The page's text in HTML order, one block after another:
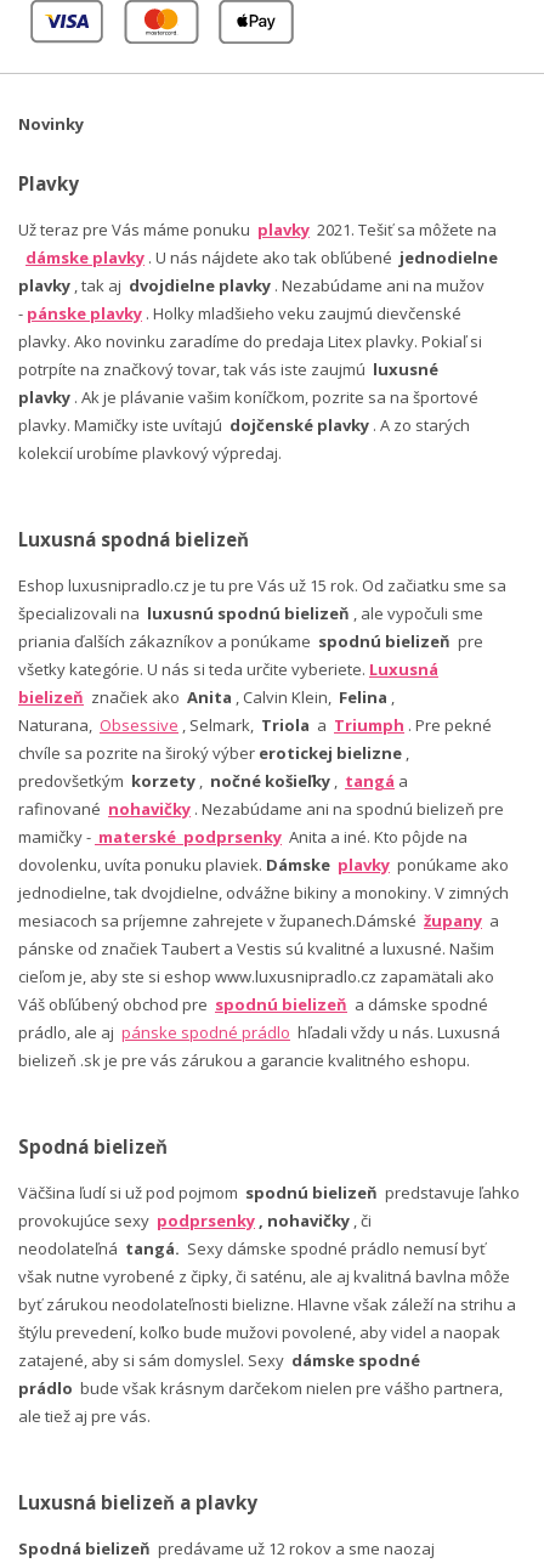
Novinky
Plavky
Už teraz pre Vás máme ponuku plavky 2021. Tešiť sa môžete na
dámske plavky . U nás nájdete ako tak obľúbené jednodielne
plavky , tak aj dvojdielne plavky . Nezabúdame ani na mužov
- pánske plavky . Holky mladšieho veku zaujmú dievčenské
plavky. Ako novinku zaradíme do predaja Litex plavky. Pokiaľ si
potrpíte na značkový tovar, tak vás iste zaujmú luxusné
plavky . Ak je plávanie vašim koníčkom, pozrite sa na športové
plavky. Mamičky iste uvítajú dojčenské plavky . A zo starých
kolekcií urobíme plavkový výpredaj.
Luxusná spodná bielizeň
Eshop luxusnipradlo.cz je tu pre Vás už 15 rok. Od začiatku sme sa
špecializovali na luxusnú spodnú bielizeň , ale vypočuli sme
priania ďalších zákazníkov a ponúkame spodnú bielizeň pre
všetky kategórie. U nás si teda určite vyberiete. Luxusná
bielizeň značiek ako Anita , Calvin Klein, Felina ,
Naturana, Obsessive , Selmark, Triola a Triumph . Pre pekné
chvíle sa pozrite na široký výber erotickej bielizne ,
predovšetkým korzety , nočné košieľky , tangá a
rafinované nohavičky . Nezabúdame ani na spodnú bielizeň pre
mamičky - materské podprsenky Anita a iné. Kto pôjde na
dovolenku, uvíta ponuku plaviek. Dámske plavky ponúkame ako
jednodielne, tak dvojdielne, odvážne bikiny a monokiny. V zimných
mesiacoch sa príjemne zahrejete v županech.Dámské župany a
pánske od značiek Taubert a Vestis sú kvalitné a luxusné. Našim
cieľom je, aby ste si eshop www.luxusnipradlo.cz zapamätali ako
Váš obľúbený obchod pre spodnú bielizeň a dámske spodné
prádlo, ale aj pánske spodné prádlo hľadali vždy u nás. Luxusná
bielizeň .sk je pre vás zárukou a garancie kvalitného eshopu.
Spodná bielizeň
Väčšina ľudí si už pod pojmom spodnú bielizeň predstavuje ľahko
provokujúce sexy podprsenky , nohavičky , či
neodolateľná tangá. Sexy dámske spodné prádlo nemusí byť
však nutne vyrobené z čipky, či saténu, ale aj kvalitná bavlna môže
byť zárukou neodolateľnosti bielizne. Hlavne však záleží na strihu a
štýlu prevedení, koľko bude mužovi povolené, aby videl a naopak
zatajené, aby si sám domyslel. Sexy dámske spodné
prádlo bude však krásnym darčekom nielen pre vášho partnera,
ale tiež aj pre vás.
Luxusná bielizeň a plavky
Spodná bielizeň predávame už 12 rokov a sme naozaj